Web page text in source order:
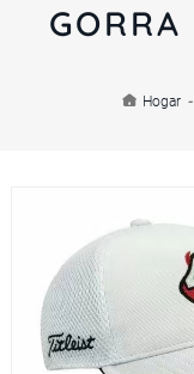
Hogar -